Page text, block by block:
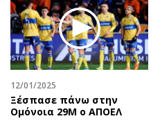
Ναυτιλία
Περιβάλλον
Ελλάδα
Κόσμος
Παράξενα
Πολιτισμός
12/01/2025
Ξέσπασε πάνω στην
Ομόνοια 29Μ ο ΑΠΟΕΛ